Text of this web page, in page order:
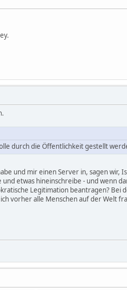
durch die Öffentlichkeit gestellt
und mir einen Server in, sagen wir,
etwas hineinschreibe - und wenn
Legitimation beantragen? Bei
vorher alle Menschen auf der Welt